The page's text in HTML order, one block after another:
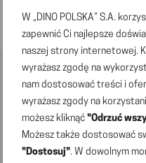
W „DINO POLSKA” S.A.
zapewnić Ci najlepsze
naszej strony internetowej.
wyrażasz zgodę na
nam dostosować treści i
wyrażasz zgody na
możesz kliknąć "Odrzuć
Możesz także dostosować
"Dostosuj". W dowolnym
© 2025 „DINO